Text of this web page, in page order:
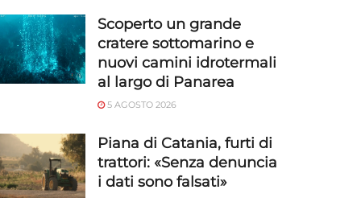
Scoperto un grande
cratere sottomarino e
nuovi camini idrotermali
al largo di Panarea
5 AGOSTO 2026
Piana di Catania, furti di
trattori: «Senza denuncia
i dati sono falsati»